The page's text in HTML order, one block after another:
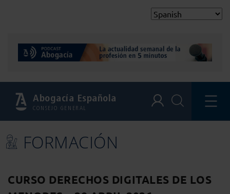
Abogacía Española
CONSEJO GENERAL
FORMACIÓN
CURSO DERECHOS DIGITALES DE LOS